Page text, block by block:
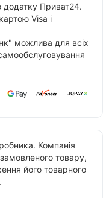
додатку Приват24.
Visa і
можлива для всіх
Компанія
товару,
його товарного